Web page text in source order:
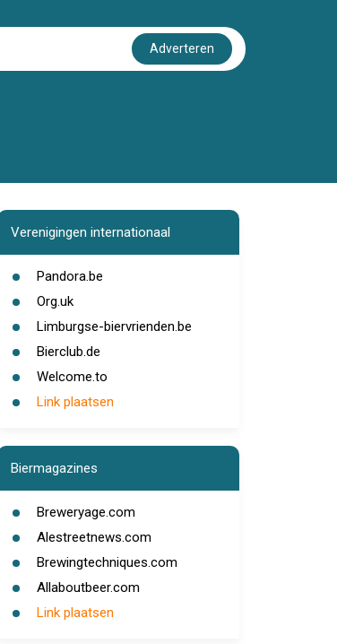
Adverteren
Verenigingen internationaal
Pandora.be
Org.uk
Limburgse-biervrienden.be
Bierclub.de
Welcome.to
Link plaatsen
Biermagazines
Breweryage.com
Alestreetnews.com
Brewingtechniques.com
Allaboutbeer.com
Link plaatsen